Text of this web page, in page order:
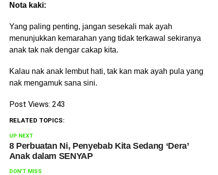
Nota kaki:
Yang paling penting, jangan sesekali mak ayah
menunjukkan kemarahan yang tidak terkawal sekiranya
anak tak nak dengar cakap kita.
Kalau nak anak lembut hati, tak kan mak ayah pula yang
nak mengamuk sana sini.
Post Views: 243
RELATED TOPICS:
UP NEXT
8 Perbuatan Ni, Penyebab Kita Sedang ‘Dera’
Anak dalam SENYAP
DON'T MISS